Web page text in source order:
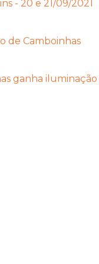
- 20 e 21/09/2021
de Camboinhas
ganha iluminação